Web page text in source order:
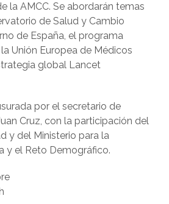
la AMCC. Se abordarán temas
de Salud y Cambio
de España, el programa
Unión Europea de Médicos
global Lancet
por el secretario de
Cruz, con la participación del
y del Ministerio para la
y el Reto Demográfico.